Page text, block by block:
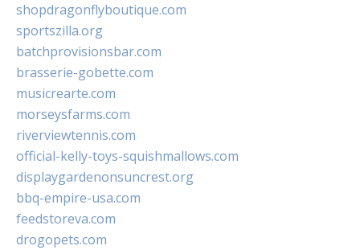
shopdragonflyboutique.com
sportszilla.org
batchprovisionsbar.com
brasserie-gobette.com
musicrearte.com
morseysfarms.com
riverviewtennis.com
official-kelly-toys-squishmallows.com
displaygardenonsuncrest.org
bbq-empire-usa.com
feedstoreva.com
drogopets.com